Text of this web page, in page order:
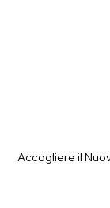
Accogliere il